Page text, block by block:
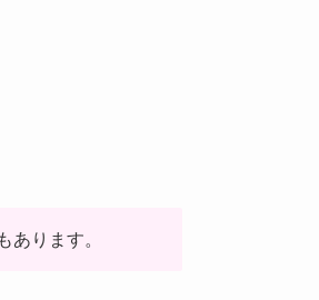
あります。